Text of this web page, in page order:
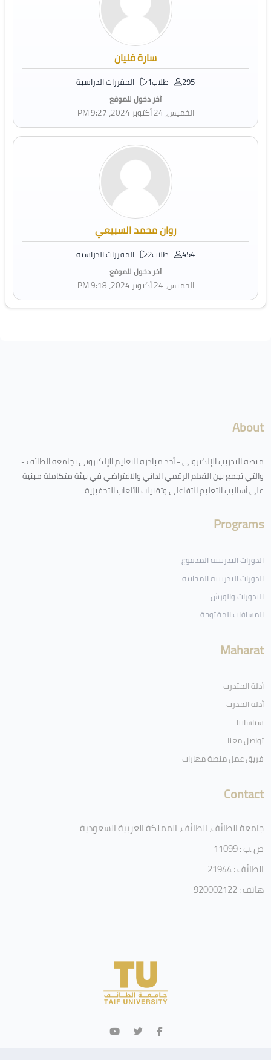
سارة فليان
295 طلاب 1 المقررات الدراسية
آخر دخول للموقع
الخميس، 24 أكتوبر 2024، 9:27 PM
روان محمد السبيعي
454 طلاب 2 المقررات الدراسية
آخر دخول للموقع
الخميس، 24 أكتوبر 2024، 9:18 PM
About
منصة التدريب الإلكتروني - أحد مبادرة التعليم الإلكتروني بجامعة الطائف -
والتي تجمع بين التعلم الرقمي الذاتي والافتراضي في بيئة متكاملة مبنية
على أساليب التعليم التفاعلي وتقنيات الألعاب التحفيزية
Programs
الدورات التدريبية المدفوع
الدورات التدريبية المجانية
الندورات والورش
المساقات المفتوحة
Maharat
أدلة المتدرب
أدلة المدرب
سياساتنا
تواصل معنا
فريق عمل منصة مهارات
Contact
جامعة الطائف، الطائف، المملكة العربية السعودية
ص .ب : 11099
الطائف : 21944
هاتف : 920002122